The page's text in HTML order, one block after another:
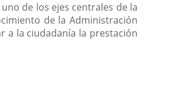
de los ejes centrales de la
de la Administración
a la ciudadanía la prestación